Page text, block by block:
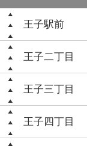
王子駅前
王子二丁目
王子三丁目
王子四丁目